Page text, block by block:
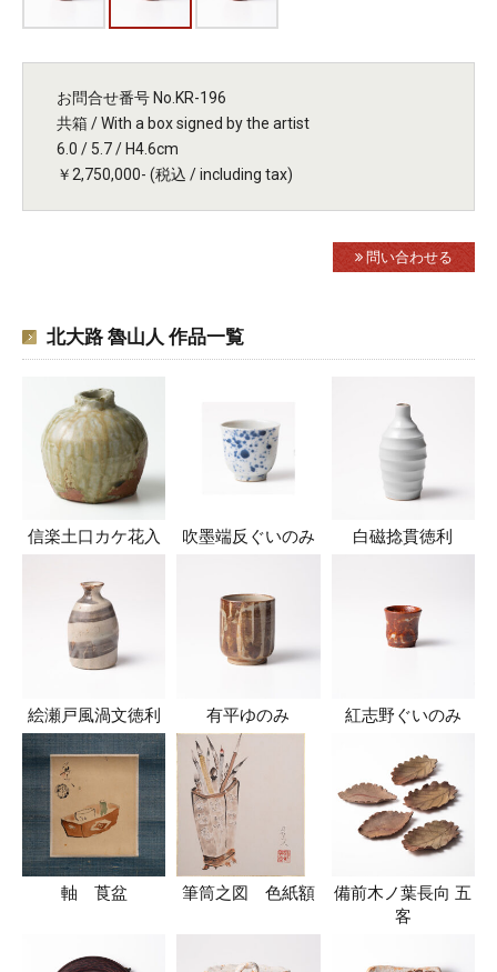
お問合せ番号 No.KR-196
共箱 / With a box signed by the artist
6.0 / 5.7 / H4.6cm
￥2,750,000- (税込 / including tax)
問い合わせる
北大路 魯山人 作品一覧
信楽土口カケ花入 吹墨端反ぐいのみ 白磁捻貫徳利
絵瀬戸風渦文徳利 有平ゆのみ 紅志野ぐいのみ
軸 莨盆 筆筒之図 色紙額
備前木ノ葉長向 五
客